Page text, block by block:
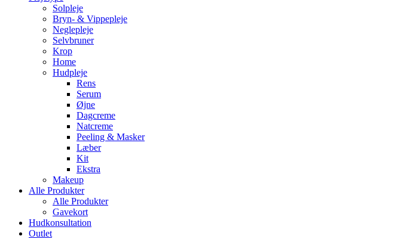
Solpleje
Bryn- & Vippepleje
Neglepleje
Selvbruner
Krop
Home
Hudpleje
Rens
Serum
Øjne
Dagcreme
Natcreme
Peeling & Masker
Læber
Kit
Ekstra
Makeup
Alle Produkter
Alle Produkter
Gavekort
Hudkonsultation
Outlet